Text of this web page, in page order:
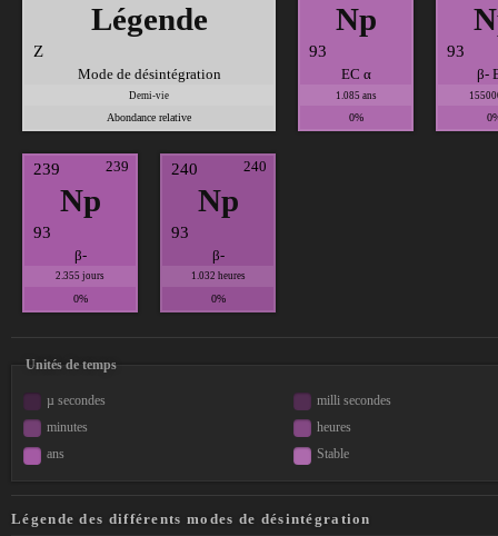
Légende
Z
Mode de désintégration
Demi-vie
Abondance relative
Np
93
EC α
1.085 ans
0%
93
β-
239
239
Np
93
β-
2.355 jours
0%
240
240
Np
93
β-
1.032 heures
0%
Unités de temps
µ secondes
milli secondes
minutes
heures
ans
Stable
Légende des différents modes de désintégration